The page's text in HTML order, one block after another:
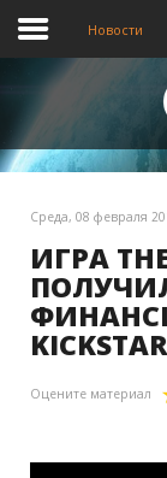
Главная
Видео
Новости
Среда, 08 февраля
ИГРА
Оцените материал